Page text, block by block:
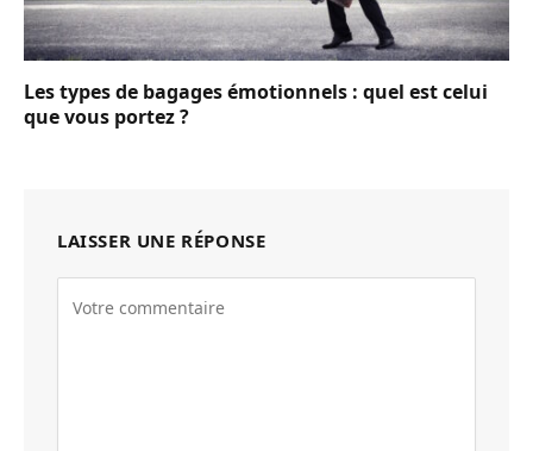
Les types de bagages émotionnels : quel est celui
que vous portez ?
LAISSER UNE RÉPONSE